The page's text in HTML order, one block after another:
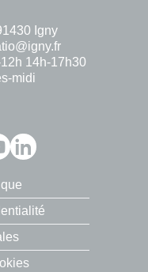
Igny
14h-17h30
midi